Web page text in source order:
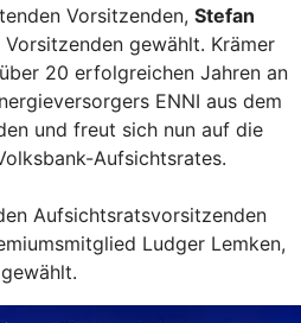
Vorsitzenden, Stefan
Vorsitzenden gewählt. Krämer
20 erfolgreichen Jahren an
ENNI aus dem
und freut sich nun auf die
Aufsichtsrates.
Aufsichtsratsvorsitzenden
Ludger Lemken,